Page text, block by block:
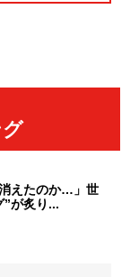
えたのか…」世
”が炙り...